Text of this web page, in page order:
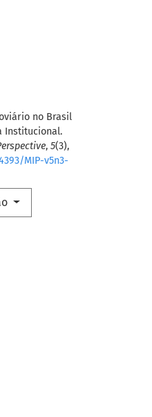
no Brasil
Institucional.
, 5(3),
MIP-v5n3-